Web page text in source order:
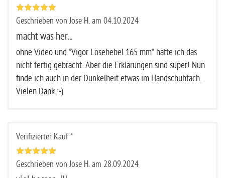
Geschrieben von Jose H. am 04.10.2024
macht was her...
ohne Video und "Vigor Lösehebel 165 mm" hätte ich das
nicht fertig gebracht. Aber die Erklärungen sind super! Nun
finde ich auch in der Dunkelheit etwas im Handschuhfach.
Vielen Dank :-)
Verifizierter Kauf *
Geschrieben von Jose H. am 28.09.2024